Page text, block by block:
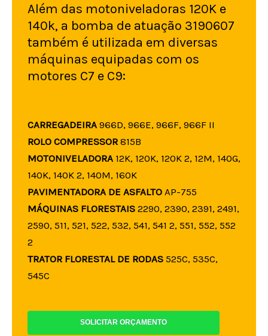
Além das motoniveladoras 120K e
140k, a bomba de atuação 3190607
também é utilizada em diversas
máquinas equipadas com os
motores C7 e C9:
CARREGADEIRA966D, 966E, 966F, 966F II
ROLO COMPRESSOR815B
MOTONIVELADORA12K, 120K, 120K 2, 12M, 140G,
140K, 140K 2, 140M, 160K
PAVIMENTADORA DE ASFALTOAP-755
MÁQUINAS FLORESTAIS2290, 2390, 2391, 2491,
2590, 511, 521, 522, 532, 541, 541 2, 551, 552, 552
2
TRATOR FLORESTAL DE RODAS525C, 535C,
545C
SOLICITAR ORÇAMENTO